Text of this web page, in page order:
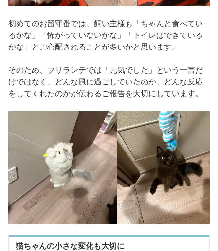
初めてのお留守番では、飼い主様も「ちゃんと食べてい
るかな」「怖がっていないかな」「トイレはできている
かな」とご心配されることが多いかと思います。
そのため、ブリランテでは「元気でした」という一言だ
けではなく、どんな風に過ごしていたのか、どんな反応
をしてくれたのかが伝わるご報告を大切にしています。
猫ちゃんの小さな変化も大切に